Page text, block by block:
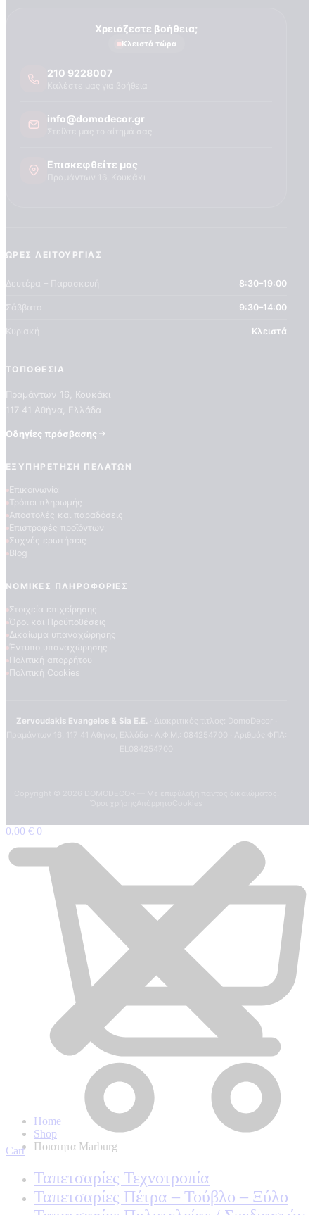
ΕΠΕΞΗΓΗΣΗ ΣΥΜΒΟΛΩΝ
Home
Shop
Ποιοτητα Marburg
Χρειάζεστε βοήθεια;
Κλειστά τώρα
210 9228007
info@domodecor.gr
Επισκεφθείτε μας
ΏΡΕΣ ΛΕΙΤΟΥΡΓΊΑΣ
Δευτέρα – Παρασκευή 8:30–19:00
Σάββατο 9:30–14:00
Κυριακή Κλειστά
ΤΟΠΟΘΕΣΊΑ
Πραμάντων 16, Κουκάκι
117 41 Αθήνα, Ελλάδα
Οδηγίες πρόσβασης
ΕΞΥΠΗΡΈΤΗΣΗ ΠΕΛΑΤΏΝ
Επικοινωνία
Τρόποι πληρωμής
Αποστολές και παραδόσεις
Επιστροφές προϊόντων
Συχνές ερωτήσεις
Blog
ΝΟΜΙΚΈΣ ΠΛΗΡΟΦΟΡΊΕΣ
Στοιχεία επιχείρησης
Όροι και Προϋποθέσεις
Δικαίωμα υπαναχώρησης
Έντυπο υπαναχώρησης
Πολιτική απορρήτου
Πολιτική Cookies
Zervoudakis Evangelos & Sia E.E.
0,00 € 0
Cart
Ταπετσαρίες Τεχνοτροπία
Ταπετσαρίες Πέτρα – Τούβλο – Ξύλο